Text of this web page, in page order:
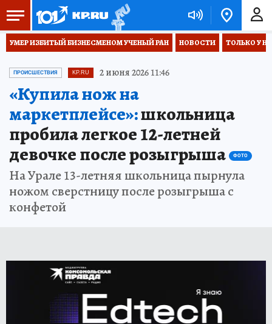
УМЕР ИЗБИТЫЙ БИЗНЕСМЕНОМ УЧЕНЫЙ РАН НОВОСТИ ТОЛЬКО У
ПРОИСШЕСТВИЯ KP.RU 2 июня 2026 11:46
«Купила нож на
маркетплейсе»:школьница
пробила легкое 12-летней
девочке после розыгрыша
ФОТО
На Урале 13-летняя школьница пырнула
ножом сверстницу после розыгрыша с
конфетой